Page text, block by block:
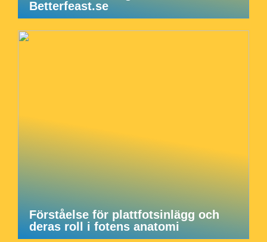
Betterfeast.se
Förståelse för plattfotsinlägg och
deras roll i fotens anatomi